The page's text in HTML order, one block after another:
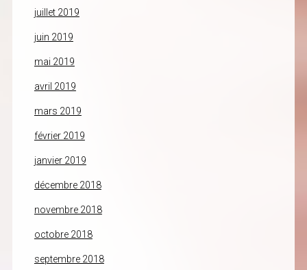
juillet 2019
juin 2019
mai 2019
avril 2019
mars 2019
février 2019
janvier 2019
décembre 2018
novembre 2018
octobre 2018
septembre 2018